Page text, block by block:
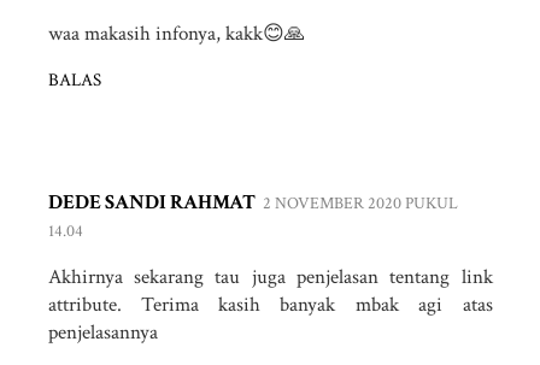
waa makasih infonya, kakk😊🙏
BALAS
DEDE SANDI RAHMAT 2 NOVEMBER 2020 PUKUL
14.04
Akhirnya sekarang tau juga penjelasan tentang link
attribute. Terima kasih banyak mbak agi atas
penjelasannya